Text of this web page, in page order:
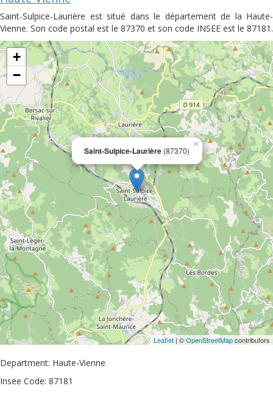
Saint-Sulpice-Laurière est situé dans le département de la Haute-
Vienne. Son code postal est le 87370 et son code INSEE est le 87181.
Saint-Sulpice-Laurière (87370)
×
+
−
Leaflet | ©OpenStreetMapcontributors
Department: Haute-Vienne
Insee Code: 87181